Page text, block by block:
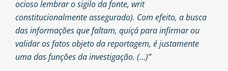
ocioso lembrar o sigilo da fonte, writ
constitucionalmente assegurado). Com efeito, a busca
das informações que faltam, quiçá para infirmar ou
validar os fatos objeto da reportagem, é justamente
uma das funções da investigação. (…)”